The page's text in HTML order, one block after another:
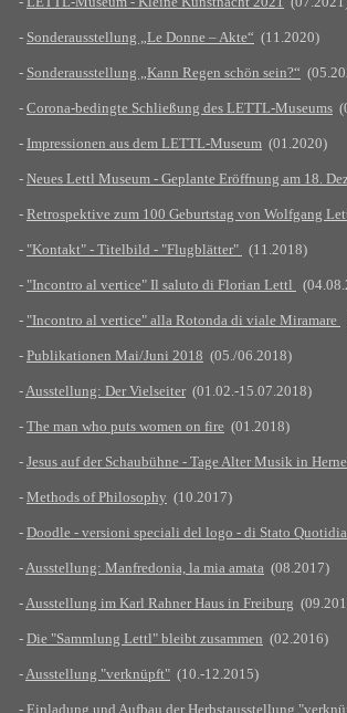
- Sonderausstellung „Le Donne – Akte“ (11.2020)
- Sonderausstellung „Kann Regen schön sein?“
- Corona-bedingte Schließung des LETTL-Museums
- Impressionen aus dem LETTL-Museum (01.2020)
- Neues Lettl Museum - Geplante Eröffnung am 18.
- Retrospektive zum 100 Geburtstag von Wolfgang
- "Kontakt" - Titelbild - "Flugblätter" (11.2018)
- "Incontro al vertice" Il saluto di Florian Lettl
- "Incontro al vertice" alla Rotonda di viale Miramare
- Publikationen Mai/Juni 2018 (05./06.2018)
-Ausstellung: Der Vielseiter(01.02.-15.07.2018)
- The man who puts women on fire (01.2018)
- Jesus auf der Schaubühne - Tage Alter Musik in
- Methods of Philosophy (10.2017)
- Doodle - versioni speciali del logo - di Stato
-Ausstellung: Manfredonia, la mia amata (08.2017)
-Ausstellung im Karl Rahner Haus in Freiburg
- Die "Sammlung Lettl" bleibt zusammen (02.2016)
-Ausstellung "verknüpft" (10.-12.2015)
- Einladung und Aufbau der Herbstausstellung